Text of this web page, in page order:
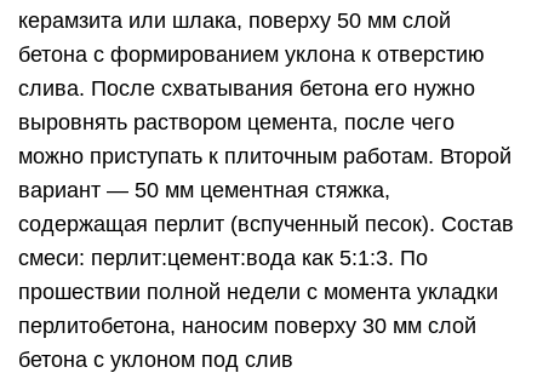
керамзита или шлака, поверху 50 мм слой
бетона с формированием уклона к отверстию
слива. После схватывания бетона его нужно
выровнять раствором цемента, после чего
можно приступать к плиточным работам. Второй
вариант — 50 мм цементная стяжка,
содержащая перлит (вспученный песок). Состав
смеси: перлит:цемент:вода как 5:1:3. По
прошествии полной недели с момента укладки
перлитобетона, наносим поверху 30 мм слой
бетона с уклоном под слив